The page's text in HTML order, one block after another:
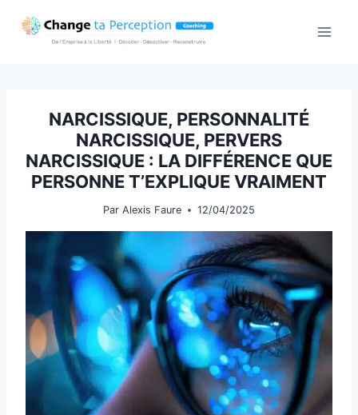
NARCISSIQUE, PERSONNALITÉ
NARCISSIQUE, PERVERS
NARCISSIQUE : LA DIFFÉRENCE QUE
PERSONNE T’EXPLIQUE VRAIMENT
Par Alexis Faure 12/04/2025